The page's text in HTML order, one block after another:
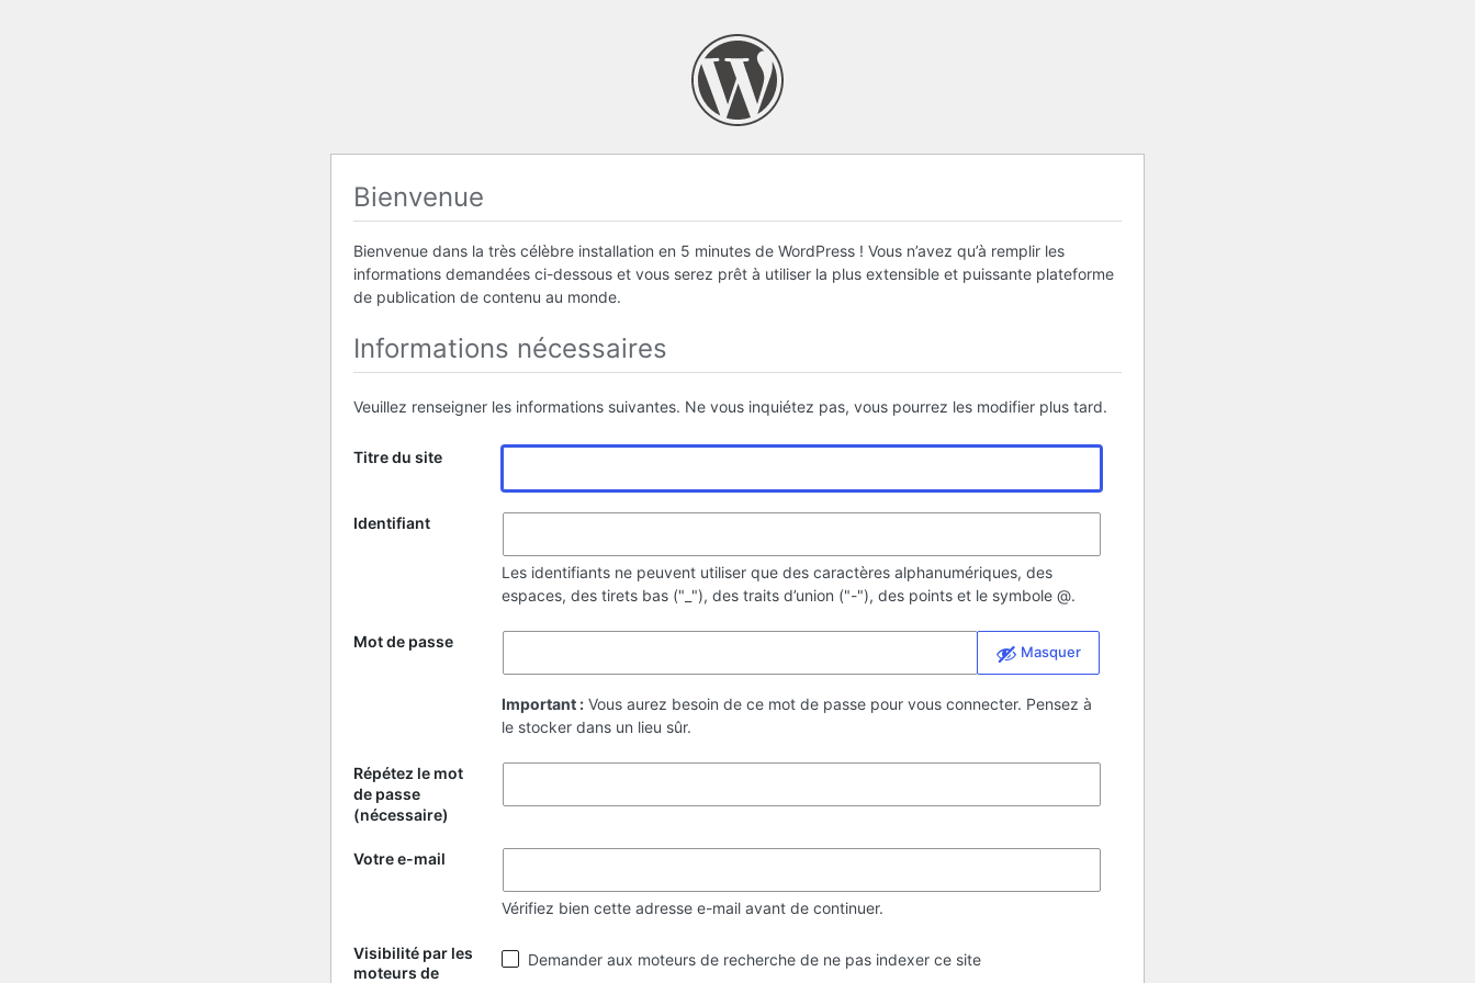
Bienvenue
Bienvenue dans la très célèbre installation en 5 minutes de WordPress ! Vous n’avez qu’à remplir les
informations demandées ci-dessous et vous serez prêt à utiliser la plus extensible et puissante plateforme
de publication de contenu au monde.
Informations nécessaires
Veuillez renseigner les informations suivantes. Ne vous inquiétez pas, vous pourrez les modifier plus tard.
Titre du site
Identifiant
Les identifiants ne peuvent utiliser que des caractères alphanumériques, des
espaces, des tirets bas ("_"), des traits d’union ("-"), des points et le symbole @.
Mot de passe
Masquer
Important : Vous aurez besoin de ce mot de passe pour vous connecter. Pensez à
le stocker dans un lieu sûr.
Répétez le mot
de passe
(nécessaire)
Votre e-mail
Vérifiez bien cette adresse e-mail avant de continuer.
Visibilité par les
moteurs de
Visibilité
par
Demander aux moteurs de recherche de ne pas indexer ce site